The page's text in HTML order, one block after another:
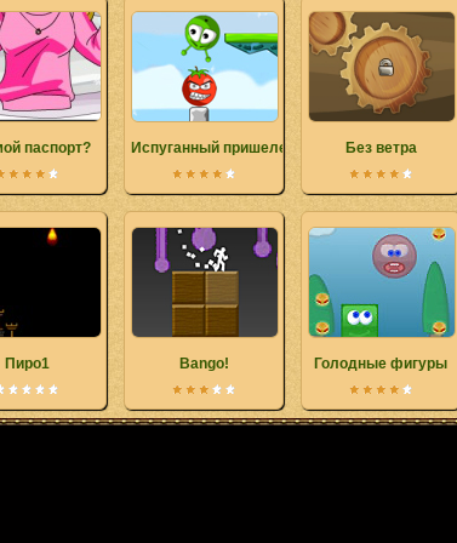
паспорт? Испуганный пришелец Без ветра
Пиро1 Bango! Голодные фигуры